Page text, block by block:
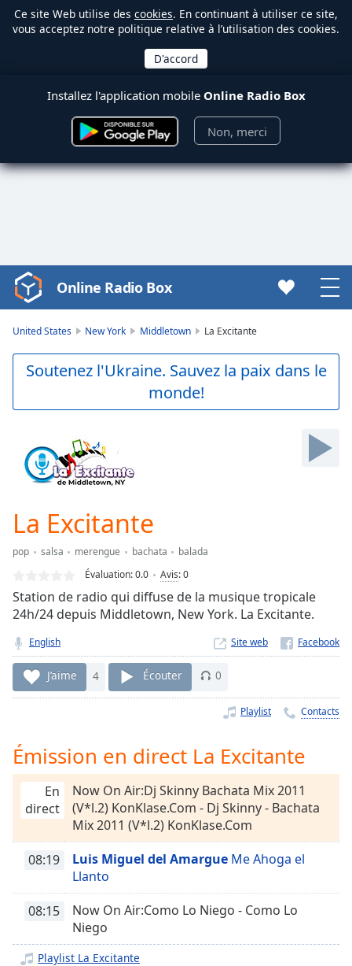
Ce site Web utilise des cookies. En continuant à utiliser ce site,
vous acceptez notre politique relative à l’utilisation des cookies.
Installez l'application mobile Online Radio Box
Non, merci
Video
Player
Play
Video
Skip
Forward
Mute
Current
Loaded:
Stream
TypeLIVE
live,
currently
behind
LIVE
Remaining
Playback
Chapters
descriptions
selected
Online Radio Box
United States New York Middletown La Excitante
Soutenez l'Ukraine. Sauvez la paix dans le
monde!
La Excitante
pop salsa merengue bachata
balada
Évaluation:0.0 Avis:0
Station de radio qui diffuse de la musique tropicale
24h/24 depuis Middletown, New York. La Excitante.
English Site web
J’aime 4 Écouter 0
Playlist Contacts
Émission en direct La Excitante
En
direct
Now On Air:Dj Skinny Bachata Mix 2011
(V*l.2) KonKlase.Com - Dj Skinny - Bachata
Mix 2011 (V*l.2) KonKlase.Com
08:19 Luis Miguel del Amargue Me Ahoga el
Llanto
08:15
Now On Air:Como Lo Niego - Como Lo
Niego
Playlist La Excitante